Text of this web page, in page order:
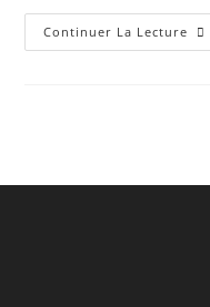
Se
Continuer La Lecture